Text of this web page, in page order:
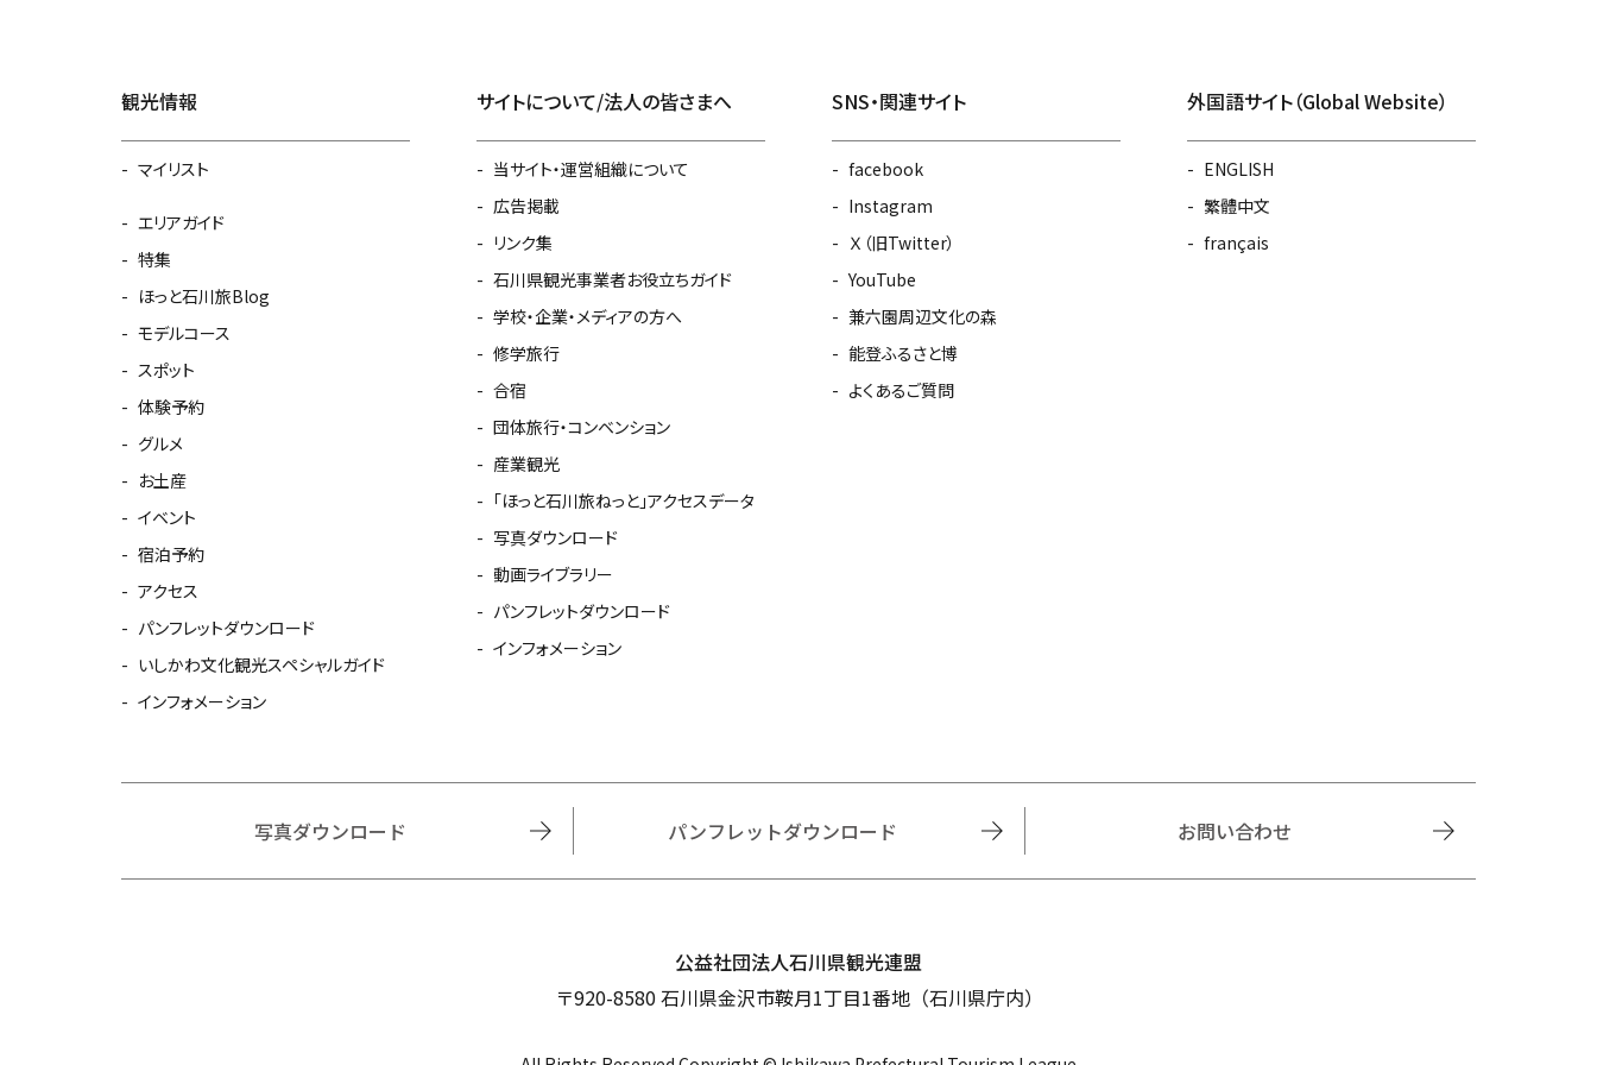
観光情報
マイリスト
エリアガイド
特集
ほっと石川旅Blog
モデルコース
スポット
体験予約
グルメ
お土産
イベント
宿泊予約
アクセス
パンフレットダウンロード
いしかわ文化観光スペシャルガイド
インフォメーション
サイトについて/法人の皆さまへ
当サイト・運営組織について
広告掲載
リンク集
石川県観光事業者お役立ちガイド
学校・企業・メディアの方へ
修学旅行
合宿
団体旅行・コンベンション
産業観光
「ほっと石川旅ねっと」アクセスデータ
写真ダウンロード
動画ライブラリー
パンフレットダウンロード
インフォメーション
SNS・関連サイト
facebook
Instagram
Ｘ（旧Twitter）
YouTube
兼六園周辺文化の森
能登ふるさと博
よくあるご質問
外国語サイト（Global Website）
ENGLISH
繁體中文
français
写真ダウンロード パンフレットダウンロード お問い合わせ
公益社団法人石川県観光連盟
〒920-8580 石川県金沢市鞍月1丁目1番地（石川県庁内）